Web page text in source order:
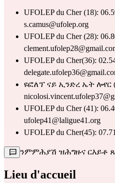
UFOLEP du Cher (18):
s.camus@ufolep.org
UFOLEP du Cher (28):
UFOLEP du Cher(36):
ዩፎለፕ ናይ ኢንድረ ኤት ሎየር
UFOLEP du Cher (41):
ufolep41@laligue41.org
UFOLEP du Cher(45):
ንምምሕያሽ ዝሕግዙና ርእይቶ
Lieu d'accueil